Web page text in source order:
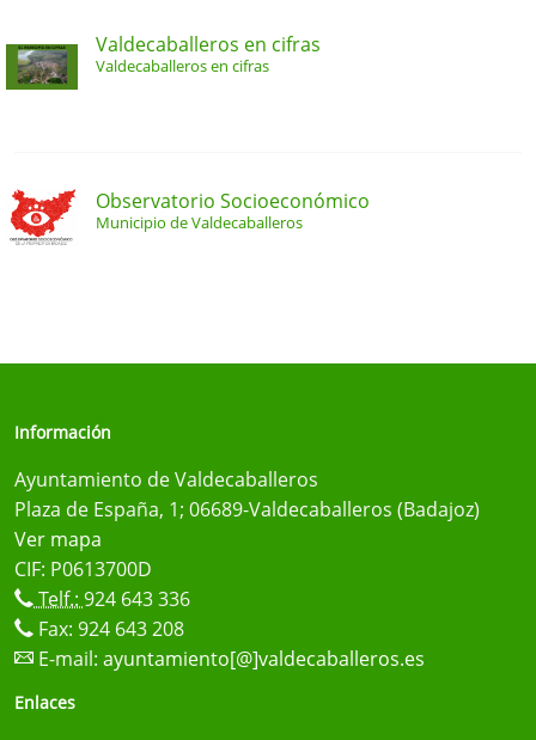
Valdecaballeros en cifras
Valdecaballeros en cifras
Observatorio Socioeconómico
Municipio de Valdecaballeros
Información
Ayuntamiento de Valdecaballeros
Plaza de España, 1; 06689-Valdecaballeros (Badajoz)
Ver mapa
CIF: P0613700D
Telf.: 924 643 336
Fax: 924 643 208
E-mail: ayuntamiento[@]valdecaballeros.es
Enlaces